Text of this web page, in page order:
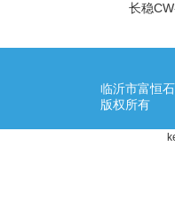
长稳
临沂市富恒
版权所有